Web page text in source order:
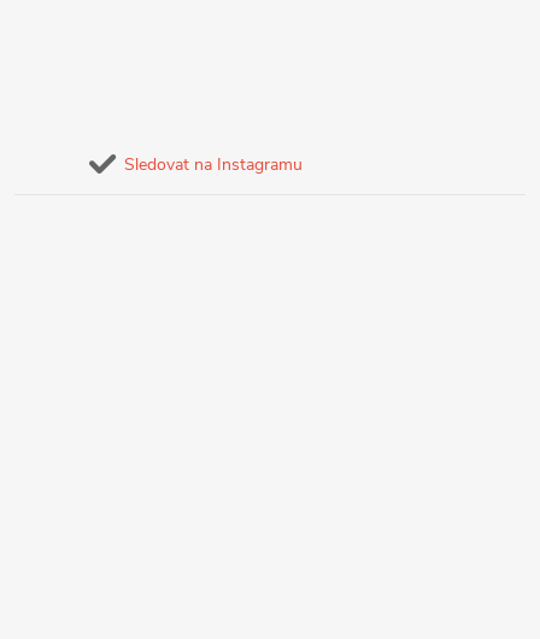
Sledovat na Instagramu